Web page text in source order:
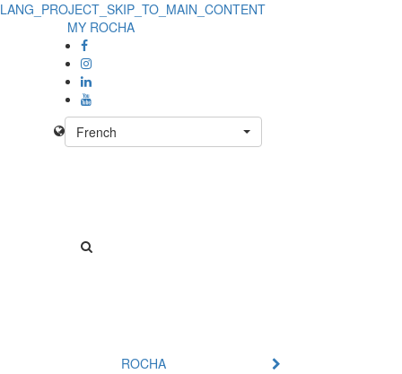
LANG_PROJECT_SKIP_TO_MAIN_CONTENT
MY ROCHA
French
ROCHA